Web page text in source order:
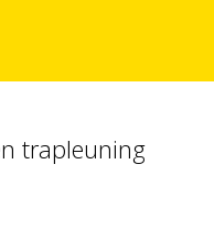
trapleuning